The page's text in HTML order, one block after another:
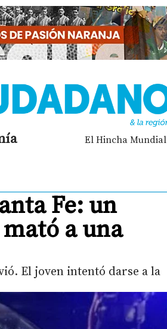
El Hincha Mundial
Fe: un
a una
El joven intentó darse a la